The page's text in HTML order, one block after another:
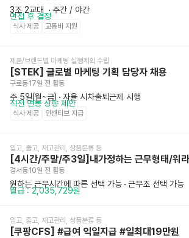
3조 2교대 · 주간 / 야간
면접 후 결정
식사 제공 교통비 지원
제품/브랜드별 마케팅 실행계획 수립
[STEK] 글로벌 마케팅 기획 담당자 채용
구로동17일 전 활동
주 5일(월~금) · 자율 시차출퇴근제 시행
직전 연봉 상향 제안
식사 제공 인센티브 지급
입고, 출고, 재고관리, 상품분류 등
[4시간/주말/주3일]내가정하는 근무형태/워
경서동10일 전 활동
원하는 근무시간에 따른 선택 가능 · 근무조 선택 가능
월급 : 2,035,729원
입고, 출고, 재고관리, 상품분류 등
[쿠팡CFS] #급여 익일지급 #일최대19만원